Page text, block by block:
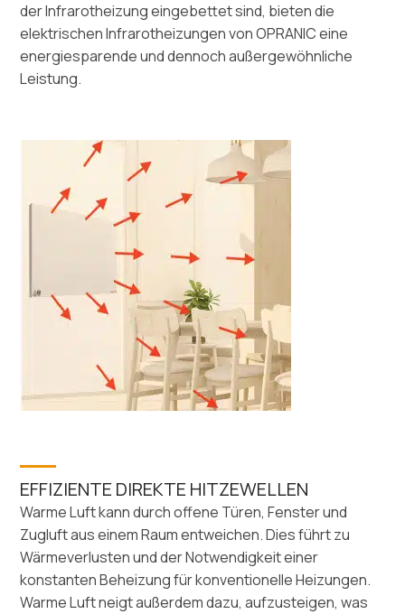
der Infrarotheizung eingebettet sind, bieten die
elektrischen Infrarotheizungen von OPRANIC eine
energiesparende und dennoch außergewöhnliche
Leistung.
EFFIZIENTE DIREKTE HITZEWELLEN
Warme Luft kann durch offene Türen, Fenster und
Zugluft aus einem Raum entweichen. Dies führt zu
Wärmeverlusten und der Notwendigkeit einer
konstanten Beheizung für konventionelle Heizungen.
Warme Luft neigt außerdem dazu, aufzusteigen, was